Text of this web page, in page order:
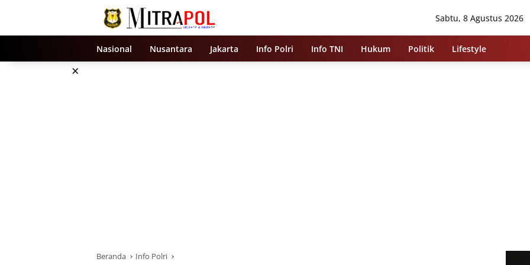
Sabtu, 8 Agustus 2026
Nasional Nusantara Jakarta Info Polri Info TNI Hukum Politik Lifestyle
×
Beranda Info Polri